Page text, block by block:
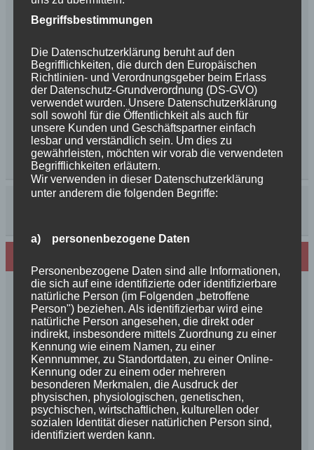
Frohe Weihnachten 2025 unseren
Schurkenfamilien und Freunden
Herzlichen Glückwunsch zum 4. Geburtstag
Unsere Feenkinder haben alle verzaubert
News++News++News++Unsere Feenkinder sind
geboren++
++NEWS++NEWS++NEWS++Wir sind
schwanger++
So schön, die Freundschaften der Schurkeneltern
Lilly´s Schwester schickt Grüße
Begriffsbestimmungen
Die Datenschutzerklärung beruht auf den
Begrifflichkeiten, die durch den Europäischen
Richtlinien- und Verordnungsgeber beim Erlass
der Datenschutz-Grundverordnung (DS-GVO)
verwendet wurden. Unsere Datenschutzerklärung
soll sowohl für die Öffentlichkeit als auch für
unsere Kunden und Geschäftspartner einfach
lesbar und verständlich sein. Um dies zu
gewährleisten, möchten wir vorab die verwendeten
Begrifflichkeiten erläutern.
Wir verwenden in dieser Datenschutzerklärung
unter anderem die folgenden Begriffe:
a) personenbezogene Daten
Personenbezogene Daten sind alle Informationen,
die sich auf eine identifizierte oder identifizierbare
natürliche Person (im Folgenden „betroffene
Person") beziehen. Als identifizierbar wird eine
natürliche Person angesehen, die direkt oder
indirekt, insbesondere mittels Zuordnung zu einer
Kennung wie einem Namen, zu einer
Kennnummer, zu Standortdaten, zu einer Online-
Kennung oder zu einem oder mehreren
besonderen Merkmalen, die Ausdruck der
physischen, physiologischen, genetischen,
psychischen, wirtschaftlichen, kulturellen oder
sozialen Identität dieser natürlichen Person sind,
identifiziert werden kann.